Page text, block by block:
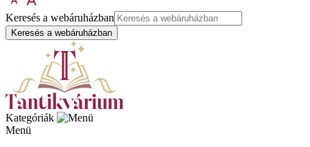
Keresés a webáruházban
Keresés a webáruházban
Kategóriák
Menü